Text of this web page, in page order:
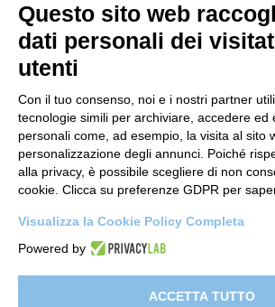
Resta connnesso al mondo
Nome
Indirizzo E-mail
Ho lettol'informativa sulla privacye
acconsentire al Trattamento dei dati
la newsletter.
Questo sito web
dati personali dei
utenti
Con il tuo consenso, noi e i nostri partner
tecnologie simili per archiviare, accedere ed
personali come, ad esempio, la visita al sito
personalizzazione degli annunci. Poiché
alla privacy, è possibile scegliere di non
cookie. Clicca su preferenze GDPR per
Visualizza la Cookie Policy Completa
Powered by
ACCETTA TUTTO